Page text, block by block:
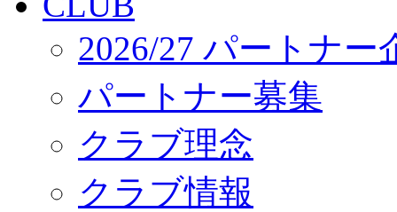
2026/27 パートナー
パートナー募集
クラブ理念
クラブ情報